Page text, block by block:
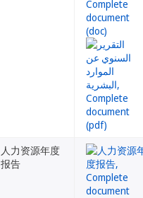
人力资源年度
报告